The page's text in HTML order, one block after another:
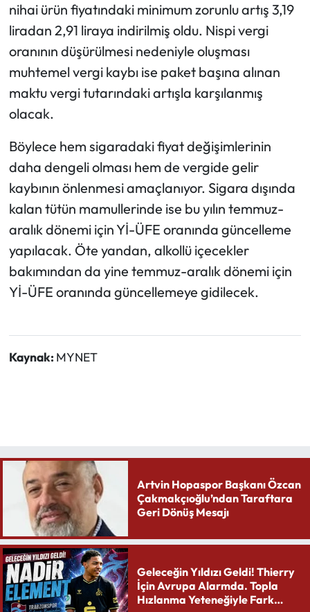
nihai ürün fiyatındaki minimum zorunlu artış 3,19
liradan 2,91 liraya indirilmiş oldu. Nispi vergi
oranının düşürülmesi nedeniyle oluşması
muhtemel vergi kaybı ise paket başına alınan
maktu vergi tutarındaki artışla karşılanmış
olacak.
Böylece hem sigaradaki fiyat değişimlerinin
daha dengeli olması hem de vergide gelir
kaybının önlenmesi amaçlanıyor. Sigara dışında
kalan tütün mamullerinde ise bu yılın temmuz-
aralık dönemi için Yİ-ÜFE oranında güncelleme
yapılacak. Öte yandan, alkollü içecekler
bakımından da yine temmuz-aralık dönemi için
Yİ-ÜFE oranında güncellemeye gidilecek.
Kaynak: MYNET
Artvin Hopaspor Başkanı Özcan
Çakmakçıoğlu’ndan Taraftara
Geri Dönüş Mesajı
Geleceğin Yıldızı Geldi! Thierry
İçin Avrupa Alarmda. Topla
Hızlanma Yeteneğiyle Fark